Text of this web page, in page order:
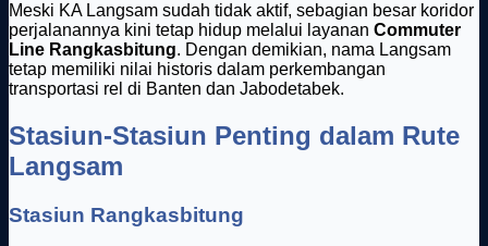
Meski KA Langsam sudah tidak aktif, sebagian besar koridor
perjalanannya kini tetap hidup melalui layanan Commuter
Line Rangkasbitung. Dengan demikian, nama Langsam
tetap memiliki nilai historis dalam perkembangan
transportasi rel di Banten dan Jabodetabek.
Stasiun-Stasiun Penting dalam Rute
Langsam
Stasiun Rangkasbitung